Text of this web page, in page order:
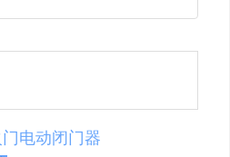
电动闭门器